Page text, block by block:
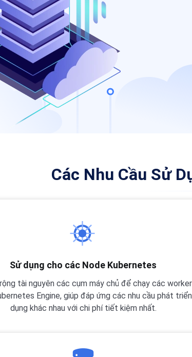
Các Nhu Cầu Sử
Sử dụng cho các Node Kubernetes
tài nguyên các cụm máy chủ để chạy các
Engine, giúp đáp ứng các nhu cầu phát
dụng khác nhau với chi phí tiết kiệm nhất.